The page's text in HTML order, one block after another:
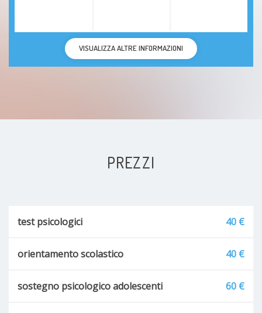
VISUALIZZA ALTRE INFORMAZIONI
PREZZI
test psicologici 40 €
orientamento scolastico 40 €
sostegno psicologico adolescenti 60 €